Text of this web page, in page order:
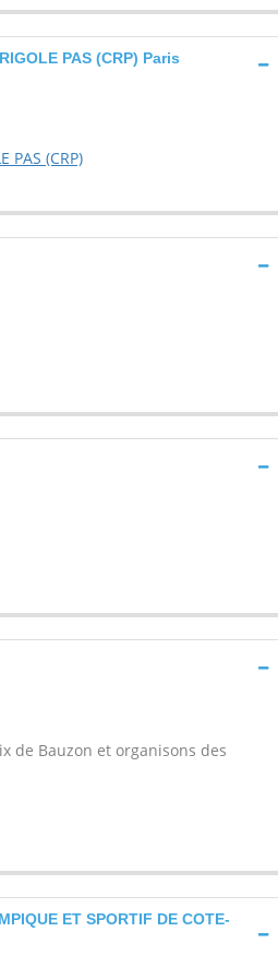
PAS (CRP) Paris
PAS (CRP)
de Bauzon et organisons des
ET SPORTIF DE COTE-